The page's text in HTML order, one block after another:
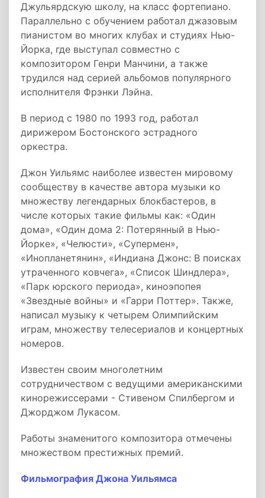
Джульярдскую школу, на класс фортепиано.
Параллельно с обучением работал джазовым
пианистом во многих клубах и студиях Нью-
Йорка, где выступал совместно с
композитором Генри Манчини, а также
трудился над серией альбомов популярного
исполнителя Фрэнки Лэйна.
В период с 1980 по 1993 год, работал
дирижером Бостонского эстрадного
оркестра.
Джон Уильямс наиболее известен мировому
сообществу в качестве автора музыки ко
множеству легендарных блокбастеров, в
числе которых такие фильмы как: «Один
дома», «Один дома 2: Потерянный в Нью-
Йорке», «Челюсти», «Супермен»,
«Инопланетянин», «Индиана Джонс: В поисках
утраченного ковчега», «Список Шиндлера»,
«Парк юрского периода», киноэпопея
«Звездные войны» и «Гарри Поттер». Также,
написал музыку к четырем Олимпийским
играм, множеству телесериалов и концертных
номеров.
Известен своим многолетним
сотрудничеством с ведущими американскими
кинорежиссерами - Стивеном Спилбергом и
Джорджом Лукасом.
Работы знаменитого композитора отмечены
множеством престижных премий.
Фильмография Джона Уильямса